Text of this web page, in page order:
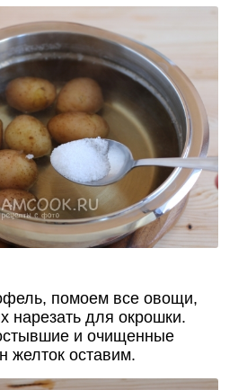
помоем все овощи,
нарезать для окрошки.
и очищенные
желток оставим.